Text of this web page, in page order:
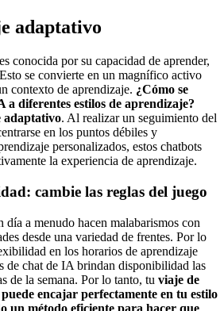
adaptativo
conocida por su capacidad de aprender,
se convierte en un magnífico activo
contexto de aprendizaje. ¿Cómo se
a diferentes estilos de aprendizaje?
adaptativo. Al realizar un seguimiento del
en los puntos débiles y
personalizados, estos chatbots
la experiencia de aprendizaje.
cambie las reglas del juego
día a menudo hacen malabarismos con
desde una variedad de frentes. Por lo
en los horarios de aprendizaje
de chat de IA brindan disponibilidad las
de la semana. Por lo tanto, tu viaje de
encajar perfectamente en tu estilo
un método eficiente para hacer que